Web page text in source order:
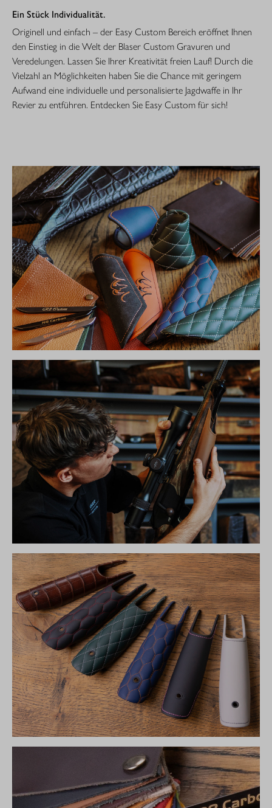
Ein Stück Individualität.
Originell und einfach – der Easy Custom Bereich eröffnet Ihnen
den Einstieg in die Welt der Blaser Custom Gravuren und
Veredelungen. Lassen Sie Ihrer Kreativität freien Lauf! Durch die
Vielzahl an Möglichkeiten haben Sie die Chance mit geringem
Aufwand eine individuelle und personalisierte Jagdwaffe in Ihr
Revier zu entführen. Entdecken Sie Easy Custom für sich!